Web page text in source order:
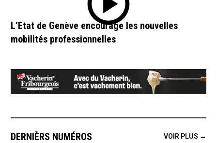
L’Etat de Genève encourage les nouvelles
mobilités professionnelles
DERNIÈRS NUMÉROS VOIR PLUS →